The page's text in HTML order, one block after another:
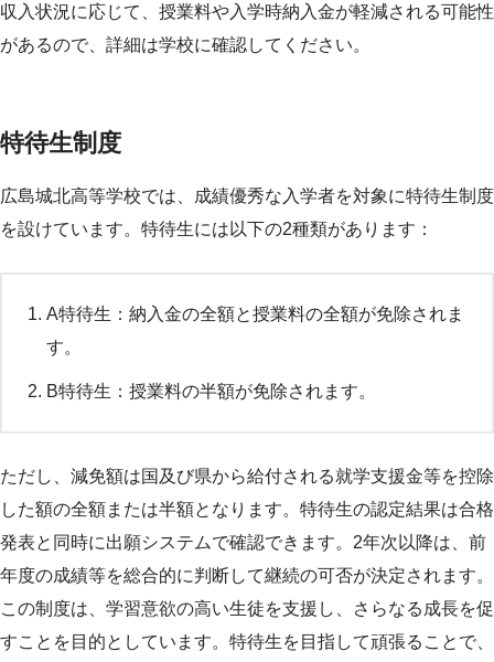
収入状況に応じて、授業料や入学時納入金が軽減される可能性
があるので、詳細は学校に確認してください。
特待生制度
広島城北高等学校では、成績優秀な入学者を対象に特待生制度
を設けています。特待生には以下の2種類があります：
A特待生：納入金の全額と授業料の全額が免除されま
す。
B特待生：授業料の半額が免除されます。
ただし、減免額は国及び県から給付される就学支援金等を控除
した額の全額または半額となります。特待生の認定結果は合格
発表と同時に出願システムで確認できます。2年次以降は、前
年度の成績等を総合的に判断して継続の可否が決定されます。
この制度は、学習意欲の高い生徒を支援し、さらなる成長を促
すことを目的としています。特待生を目指して頑張ることで、